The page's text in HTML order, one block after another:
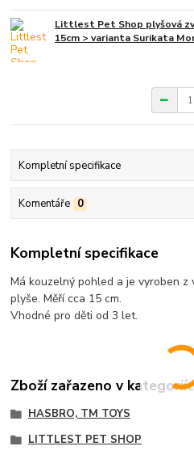
Littlest Pet Shop plyšová
15cm > varianta Surikata
Kompletní specifikace
Komentáře 0
Kompletní specifikace
Má kouzelný pohled a je vyroben z
plyše. Měří cca 15 cm.
Vhodné pro děti od 3 let.
Zboží zařazeno v
HASBRO, TM TOYS
LITTLEST PET SHOP